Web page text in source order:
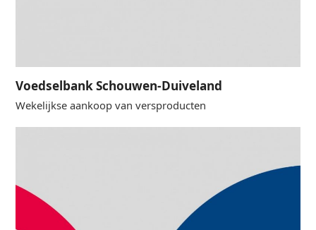
Voedselbank Schouwen-Duiveland
Wekelijkse aankoop van versproducten